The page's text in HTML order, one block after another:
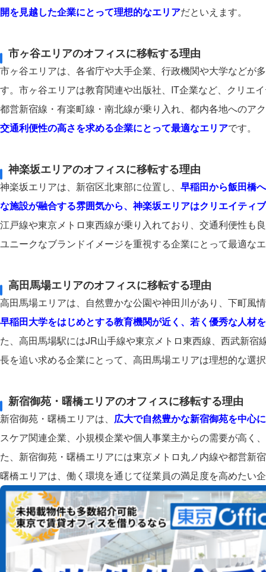
開を見越した企業にとって理想的なエリアだといえます。
市ヶ谷エリアのオフィスに移転する理由
市ヶ谷エリアは、各省庁や大手企業、行政機関や大学などが
す。市ヶ谷エリアは教育関連や出版社、IT企業など、クリエ
都営新宿線・有楽町線・南北線が乗り入れ、都内各地へのア
交通利便性の高さを求める企業にとって最適なエリアです。
神楽坂エリアのオフィスに移転する理由
神楽坂エリアは、新宿区北東部に位置し、 早稲田から飯田橋
な施設が融合する雰囲気から、神楽坂エリアはクリエイティ
江戸線や東京メトロ東西線が乗り入れており、交通利便性も
ユニークなブランドイメージを重視する企業にとって最適な
高田馬場エリアのオフィスに移転する理由
高田馬場エリアは、自然豊かな公園や神田川があり、下町風
早稲田大学をはじめとする教育機関が近く、若く優秀な人材
た、高田馬場駅にはJR山手線や東京メトロ東西線、西武新
長を追い求める企業にとって、高田馬場エリアは理想的な選
新宿御苑・曙橋エリアのオフィスに移転する理由
新宿御苑・曙橋エリアは、 広大で自然豊かな新宿御苑を中心
スケア関連企業、小規模企業や個人事業主からの需要が高く
た、新宿御苑・曙橋エリアには東京メトロ丸ノ内線や都営新
曙橋エリアは、働く環境を通じて従業員の満足度を高めたい